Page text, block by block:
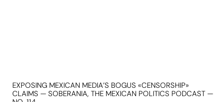
EXPOSING MEXICAN MEDIA’S BOGUS «CENSORSHIP»
CLAIMS — SOBERANIA, THE MEXICAN POLITICS PODCAST —